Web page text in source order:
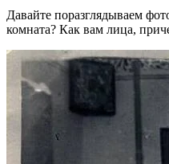
Давайте поразглядываем
комната? Как вам лица,